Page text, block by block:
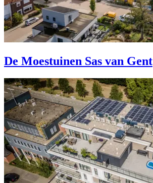
De Moestuinen Sas van Gent